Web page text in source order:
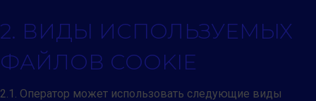
2. ВИДЫ ИСПОЛЬЗУЕМЫХ
ФАЙЛОВ COOKIE
2.1. Оператор может использовать следующие виды